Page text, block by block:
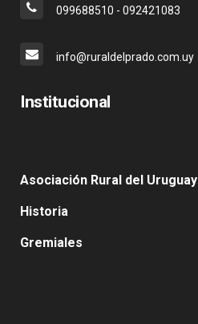
099688510 - 092421083
info@ruraldelprado.com.uy
Institucional
Asociación Rural del Uruguay
Historia
Gremiales